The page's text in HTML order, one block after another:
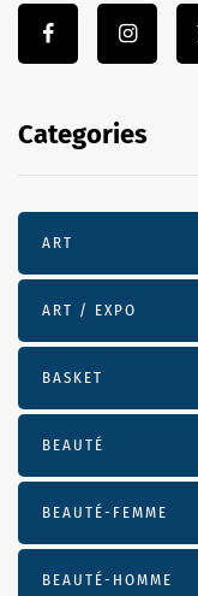
Categories
ART
ART / EXPO
BASKET
BEAUTÉ
BEAUTÉ-FEMME
BEAUTÉ-HOMME